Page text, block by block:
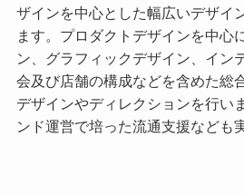
ザインを中心とした幅広いデザイ
ます。プロダクトデザインを中心
ン、グラフィックデザイン、イン
会及び店舗の構成などを含めた総
デザインやディレクションを行い
ンド運営で培った流通支援なども